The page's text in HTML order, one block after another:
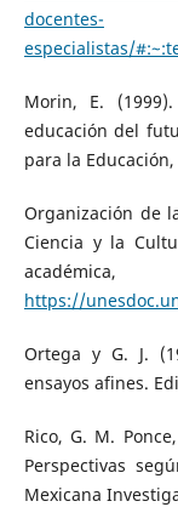
docentes-
especialistas/
Morin, E.
educación del
para la
Organización de
Ciencia y la
https://
Ortega y G. J.
ensayos afines.
Rico, G. M.
Perspectivas
Mexicana